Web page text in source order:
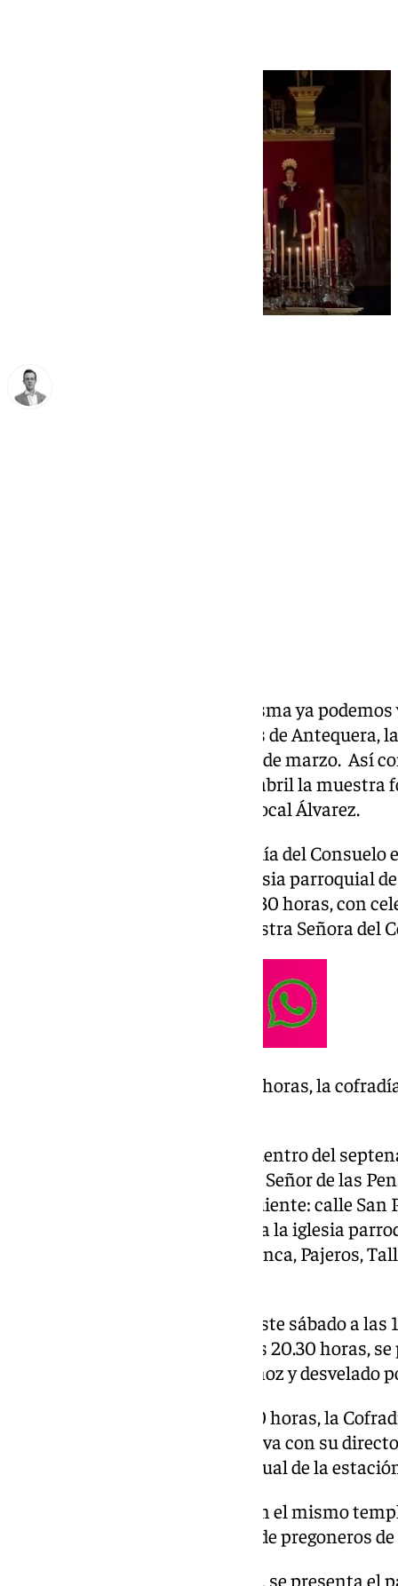
Durante esta semana de Cuaresma ya
en la iglesia de San Juan de Dios de Antequera,
José Cano. Hasta el próximo 23 de marzo. Así
podemos visitar hasta el 20 de abril la muestra
detalles» de la joven Marta Berrocal Álvarez.
En el ámbito de cultos, la cofradía del
semana su septenario en la iglesia parroquial
continúan este jueves a las 20.30 horas, con
del Septenario en honor de Nuestra Señora del
Además, este jueves a las 20.30 horas, la
Este viernes a las 20.30 horas, dentro del
tendrá lugar el Vía Crucis con el Señor de las
El recorrido previsto será el siguiente: calle San
Mancilla, Herrezuelos, entrada a la iglesia
la cofradía del Rescate, Cruz Blanca, Pajeros,
Para finalizar este septenario, este sábado a
celebración de Eucaristía y, a las 20.30 horas,
Santo, realizado por Rafael Muñoz y desvelado
También este sábado, a las 11.30 horas, la
desarrollará una charla formativa con su
Aurioles sobre el sentido espiritual de la
Tras la cual, a las 13.00 horas, en el mismo
tiene lugar el cuarto Via Crucis de pregoneros
Este domingo, a las 12.00 horas, se presenta el